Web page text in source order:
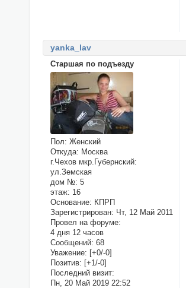
yanka_lav
Старшая по подъезду
Пол: Женский
Откуда: Москва
г.Чехов мкр.Губернский:
ул.Земская
дом №: 5
этаж: 16
Основание: КПРП
Зарегистрирован: Чт, 12 Май 2011
Провел на форуме:
4 дня 12 часов
Сообщений: 68
Уважение: [+0/-0]
Позитив: [+1/-0]
Последний визит:
Пн, 20 Май 2019 22:52